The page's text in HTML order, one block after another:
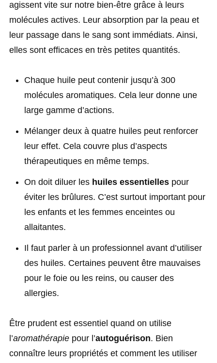
agissent vite sur notre bien-être grâce à leurs
molécules actives. Leur absorption par la peau et
leur passage dans le sang sont immédiats. Ainsi,
elles sont efficaces en très petites quantités.
Chaque huile peut contenir jusqu’à 300
molécules aromatiques. Cela leur donne une
large gamme d’actions.
Mélanger deux à quatre huiles peut renforcer
leur effet. Cela couvre plus d’aspects
thérapeutiques en même temps.
On doit diluer les huiles essentielles pour
éviter les brûlures. C’est surtout important pour
les enfants et les femmes enceintes ou
allaitantes.
Il faut parler à un professionnel avant d’utiliser
des huiles. Certaines peuvent être mauvaises
pour le foie ou les reins, ou causer des
allergies.
Être prudent est essentiel quand on utilise
l’aromathérapie pour l’autoguérison. Bien
connaître leurs propriétés et comment les utiliser